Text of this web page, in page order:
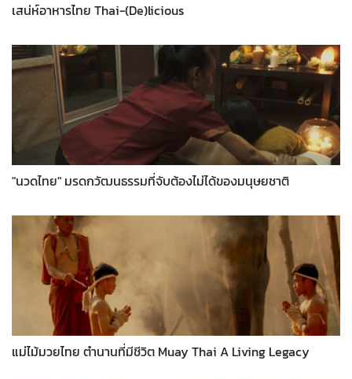
เสน่ห์อาหารไทย Thai-(De)licious
"นวดไทย" มรดกวัฒนธรรมที่จับต้องไม่ได้ของมนุษยชาติ
แม่ไม้มวยไทย ตำนานที่มีชีวิต Muay Thai A Living Legacy